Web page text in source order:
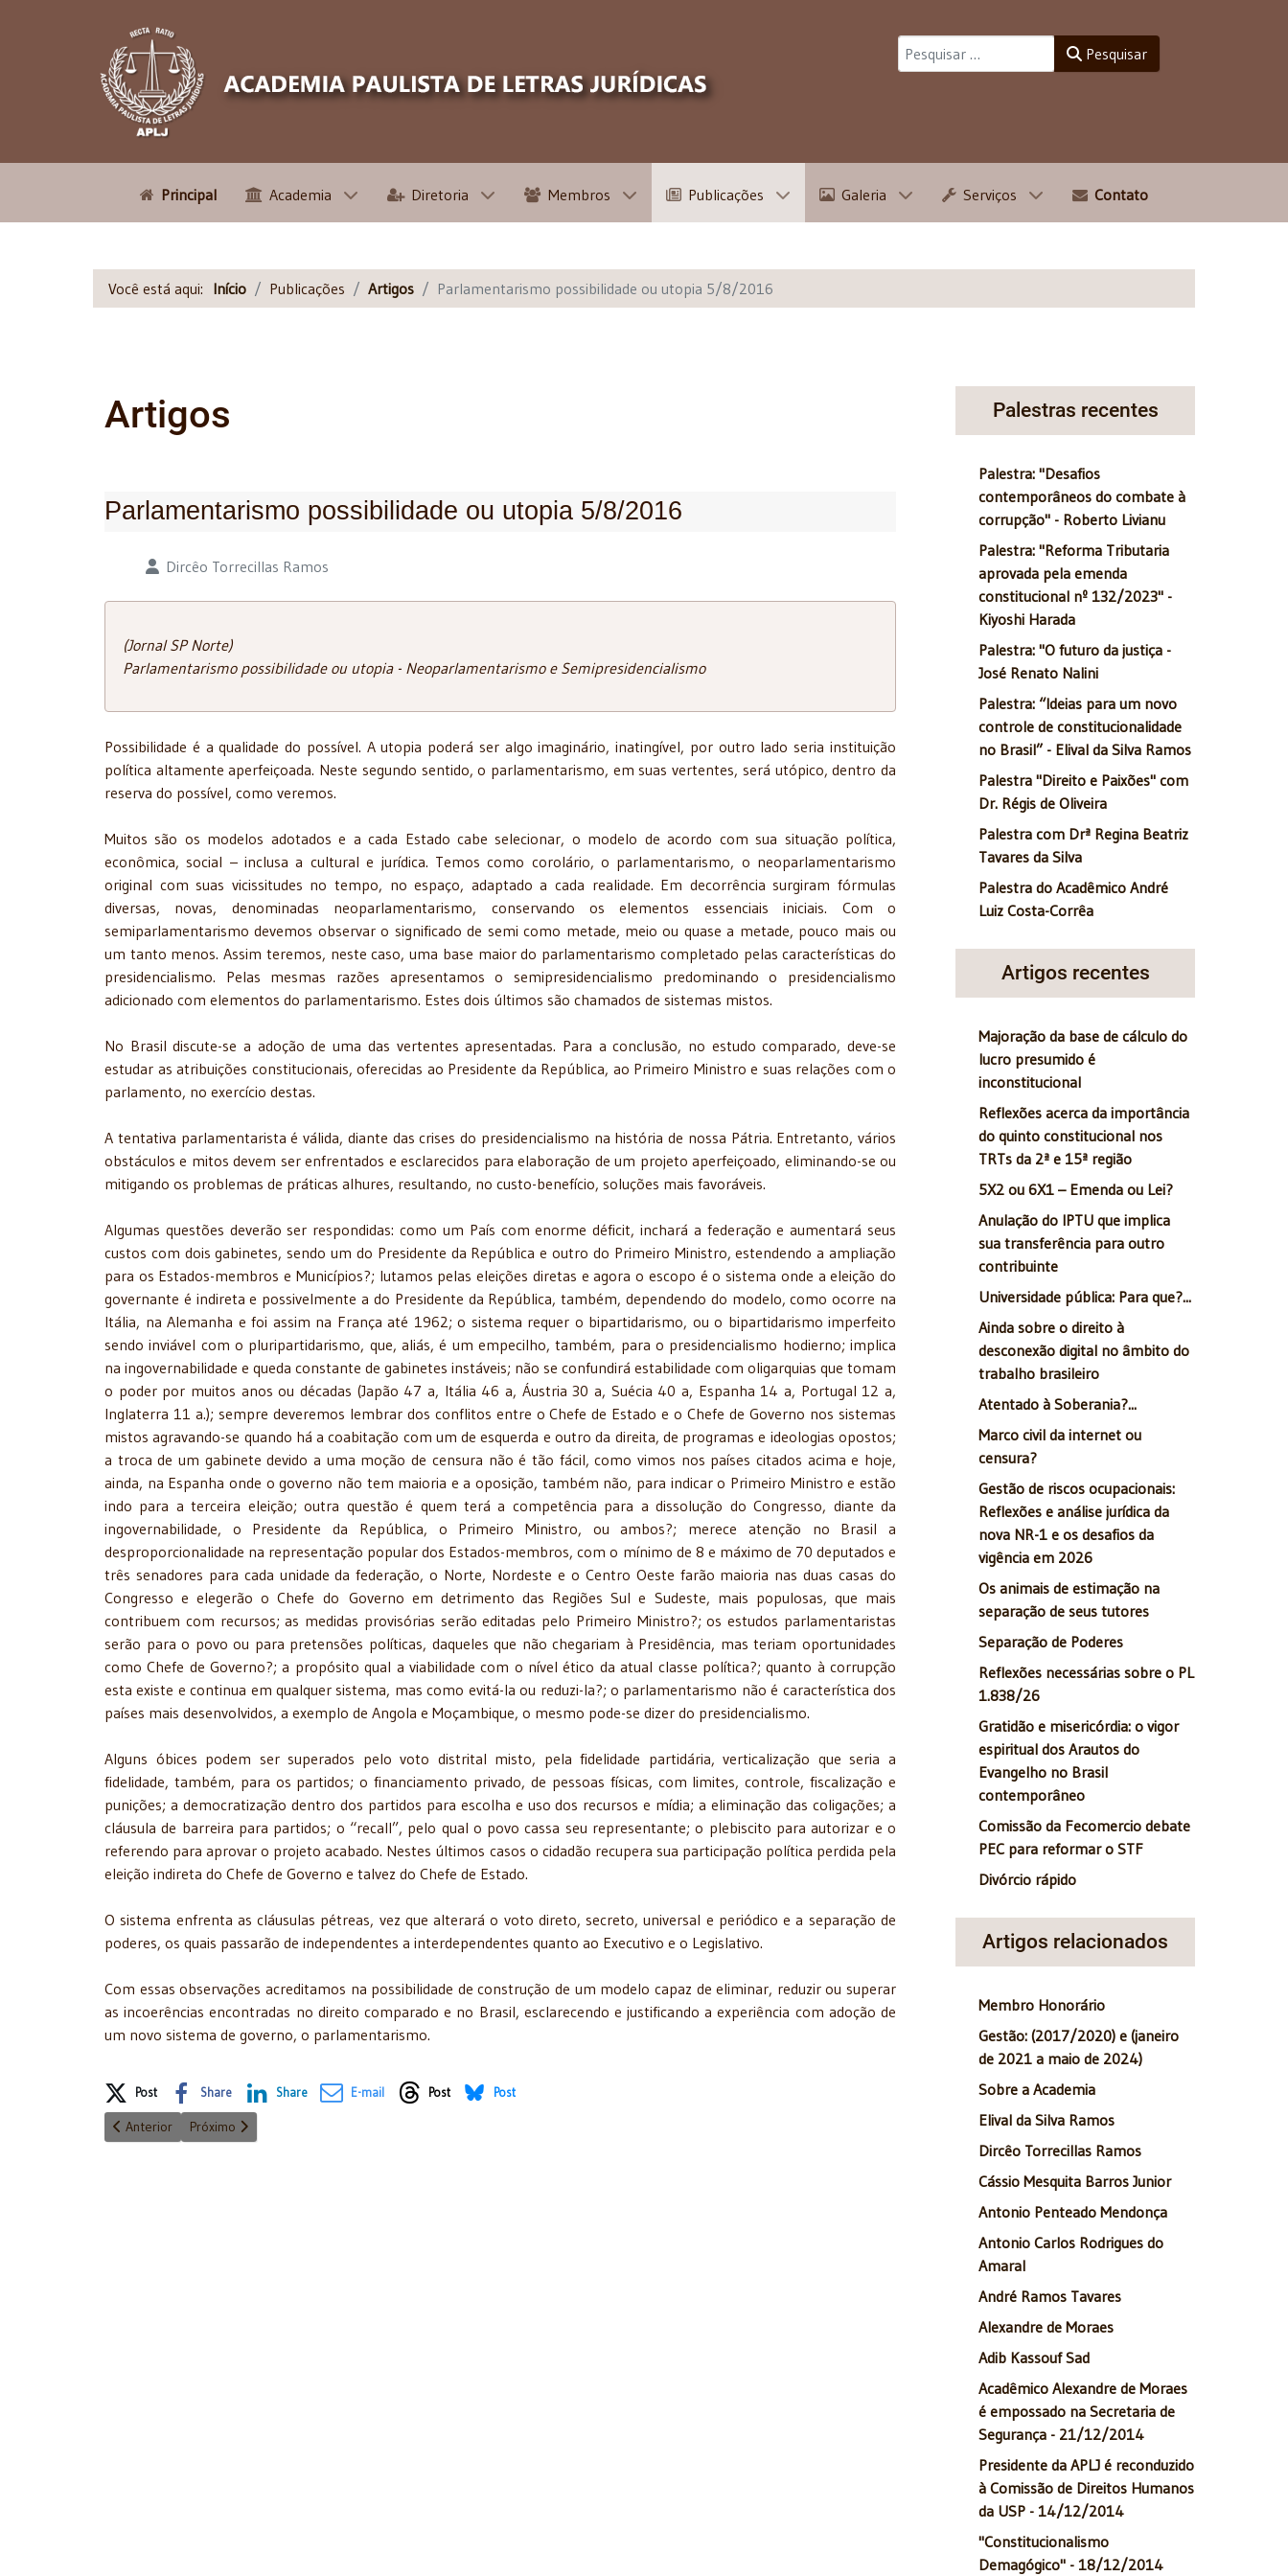
Pesquisar
Principal Academia Diretoria Membros Publicações Galeria Serviços Contato
Você está aqui: Início Publicações Artigos Parlamentarismo possibilidade ou utopia 5/8/2016
Artigos
Parlamentarismo possibilidade ou utopia 5/8/2016
Detalhes Dircêo Torrecillas Ramos
(Jornal SP Norte)
Parlamentarismo possibilidade ou utopia - Neoparlamentarismo e Semipresidencialismo
Possibilidade é a qualidade do possível. A utopia poderá ser algo imaginário, inatingível, por outro lado seria instituição
política altamente aperfeiçoada. Neste segundo sentido, o parlamentarismo, em suas vertentes, será utópico, dentro da
reserva do possível, como veremos.
Muitos são os modelos adotados e a cada Estado cabe selecionar, o modelo de acordo com sua situação política,
econômica, social – inclusa a cultural e jurídica. Temos como corolário, o parlamentarismo, o neoparlamentarismo
original com suas vicissitudes no tempo, no espaço, adaptado a cada realidade. Em decorrência surgiram fórmulas
diversas, novas, denominadas neoparlamentarismo, conservando os elementos essenciais iniciais. Com o
semiparlamentarismo devemos observar o significado de semi como metade, meio ou quase a metade, pouco mais ou
um tanto menos. Assim teremos, neste caso, uma base maior do parlamentarismo completado pelas características do
presidencialismo. Pelas mesmas razões apresentamos o semipresidencialismo predominando o presidencialismo
adicionado com elementos do parlamentarismo. Estes dois últimos são chamados de sistemas mistos.
No Brasil discute-se a adoção de uma das vertentes apresentadas. Para a conclusão, no estudo comparado, deve-se
estudar as atribuições constitucionais, oferecidas ao Presidente da República, ao Primeiro Ministro e suas relações com o
parlamento, no exercício destas.
A tentativa parlamentarista é válida, diante das crises do presidencialismo na história de nossa Pátria. Entretanto, vários
obstáculos e mitos devem ser enfrentados e esclarecidos para elaboração de um projeto aperfeiçoado, eliminando-se ou
mitigando os problemas de práticas alhures, resultando, no custo-benefício, soluções mais favoráveis.
Algumas questões deverão ser respondidas: como um País com enorme déficit, inchará a federação e aumentará seus
custos com dois gabinetes, sendo um do Presidente da República e outro do Primeiro Ministro, estendendo a ampliação
para os Estados-membros e Municípios?; lutamos pelas eleições diretas e agora o escopo é o sistema onde a eleição do
governante é indireta e possivelmente a do Presidente da República, também, dependendo do modelo, como ocorre na
Itália, na Alemanha e foi assim na França até 1962; o sistema requer o bipartidarismo, ou o bipartidarismo imperfeito
sendo inviável com o pluripartidarismo, que, aliás, é um empecilho, também, para o presidencialismo hodierno; implica
na ingovernabilidade e queda constante de gabinetes instáveis; não se confundirá estabilidade com oligarquias que tomam
o poder por muitos anos ou décadas (Japão 47 a, Itália 46 a, Áustria 30 a, Suécia 40 a, Espanha 14 a, Portugal 12 a,
Inglaterra 11 a.); sempre deveremos lembrar dos conflitos entre o Chefe de Estado e o Chefe de Governo nos sistemas
mistos agravando-se quando há a coabitação com um de esquerda e outro da direita, de programas e ideologias opostos;
a troca de um gabinete devido a uma moção de censura não é tão fácil, como vimos nos países citados acima e hoje,
ainda, na Espanha onde o governo não tem maioria e a oposição, também não, para indicar o Primeiro Ministro e estão
indo para a terceira eleição; outra questão é quem terá a competência para a dissolução do Congresso, diante da
ingovernabilidade, o Presidente da República, o Primeiro Ministro, ou ambos?; merece atenção no Brasil a
desproporcionalidade na representação popular dos Estados-membros, com o mínimo de 8 e máximo de 70 deputados e
três senadores para cada unidade da federação, o Norte, Nordeste e o Centro Oeste farão maioria nas duas casas do
Congresso e elegerão o Chefe do Governo em detrimento das Regiões Sul e Sudeste, mais populosas, que mais
contribuem com recursos; as medidas provisórias serão editadas pelo Primeiro Ministro?; os estudos parlamentaristas
serão para o povo ou para pretensões políticas, daqueles que não chegariam à Presidência, mas teriam oportunidades
como Chefe de Governo?; a propósito qual a viabilidade com o nível ético da atual classe política?; quanto à corrupção
esta existe e continua em qualquer sistema, mas como evitá-la ou reduzi-la?; o parlamentarismo não é característica dos
países mais desenvolvidos, a exemplo de Angola e Moçambique, o mesmo pode-se dizer do presidencialismo.
Alguns óbices podem ser superados pelo voto distrital misto, pela fidelidade partidária, verticalização que seria a
fidelidade, também, para os partidos; o financiamento privado, de pessoas físicas, com limites, controle, fiscalização e
punições; a democratização dentro dos partidos para escolha e uso dos recursos e mídia; a eliminação das coligações; a
cláusula de barreira para partidos; o “recall”, pelo qual o povo cassa seu representante; o plebiscito para autorizar e o
referendo para aprovar o projeto acabado. Nestes últimos casos o cidadão recupera sua participação política perdida pela
eleição indireta do Chefe de Governo e talvez do Chefe de Estado.
O sistema enfrenta as cláusulas pétreas, vez que alterará o voto direto, secreto, universal e periódico e a separação de
poderes, os quais passarão de independentes a interdependentes quanto ao Executivo e o Legislativo.
Com essas observações acreditamos na possibilidade de construção de um modelo capaz de eliminar, reduzir ou superar
as incoerências encontradas no direito comparado e no Brasil, esclarecendo e justificando a experiência com adoção de
um novo sistema de governo, o parlamentarismo.
Share on Social Media
Post Share Share E-mail Post Post
Artigo anterior: A democracia - 9/8/2016
Anterior Próximo artigo: Prefeito Haddad e suas brincadeiras - 3/8/2016
Próximo
Palestras recentes
Palestra: "Desafios
contemporâneos do combate à
corrupção" - Roberto Livianu
Palestra: "Reforma Tributaria
aprovada pela emenda
constitucional nº 132/2023" -
Kiyoshi Harada
Palestra: "O futuro da justiça -
José Renato Nalini
Palestra: “Ideias para um novo
controle de constitucionalidade
no Brasil” - Elival da Silva Ramos
Palestra "Direito e Paixões" com
Dr. Régis de Oliveira
Palestra com Drª Regina Beatriz
Tavares da Silva
Palestra do Acadêmico André
Luiz Costa-Corrêa
Artigos recentes
Majoração da base de cálculo do
lucro presumido é
inconstitucional
Reflexões acerca da importância
do quinto constitucional nos
TRTs da 2ª e 15ª região
5X2 ou 6X1 – Emenda ou Lei?
Anulação do IPTU que implica
sua transferência para outro
contribuinte
Universidade pública: Para que?...
Ainda sobre o direito à
desconexão digital no âmbito do
trabalho brasileiro
Atentado à Soberania?...
Marco civil da internet ou
censura?
Gestão de riscos ocupacionais:
Reflexões e análise jurídica da
nova NR-1 e os desafios da
vigência em 2026
Os animais de estimação na
separação de seus tutores
Separação de Poderes
Reflexões necessárias sobre o PL
1.838/26
Gratidão e misericórdia: o vigor
espiritual dos Arautos do
Evangelho no Brasil
contemporâneo
Comissão da Fecomercio debate
PEC para reformar o STF
Divórcio rápido
Artigos relacionados
Membro Honorário
Gestão: (2017/2020) e (janeiro
de 2021 a maio de 2024)
Sobre a Academia
Elival da Silva Ramos
Dircêo Torrecillas Ramos
Cássio Mesquita Barros Junior
Antonio Penteado Mendonça
Antonio Carlos Rodrigues do
Amaral
André Ramos Tavares
Alexandre de Moraes
Adib Kassouf Sad
Acadêmico Alexandre de Moraes
é empossado na Secretaria de
Segurança - 21/12/2014
Presidente da APLJ é reconduzido
à Comissão de Direitos Humanos
da USP - 14/12/2014
"Constitucionalismo
Demagógico" - 18/12/2014